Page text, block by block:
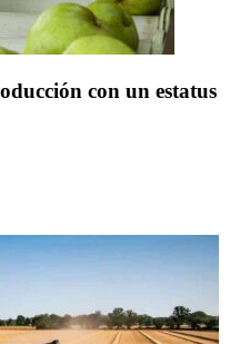
con un estatus